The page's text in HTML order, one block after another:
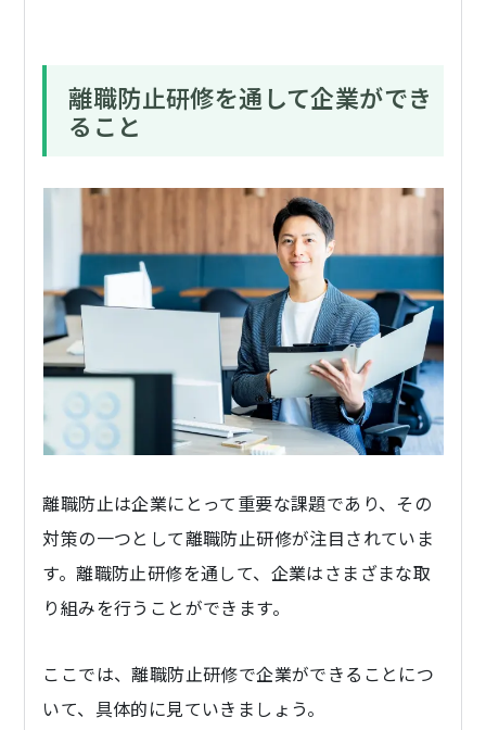
離職防止研修を通して企業ができ
ること
離職防止は企業にとって重要な課題であり、その
対策の一つとして離職防止研修が注目されていま
す。離職防止研修を通して、企業はさまざまな取
り組みを行うことができます。
ここでは、離職防止研修で企業ができることにつ
いて、具体的に見ていきましょう。